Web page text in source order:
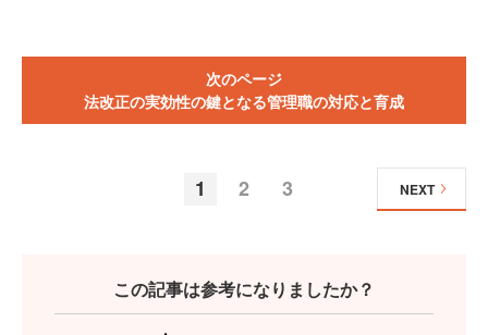
次のページ
法改正の実効性の鍵となる管理職の対応と育成
1 2 3 NEXT
この記事は参考になりましたか？